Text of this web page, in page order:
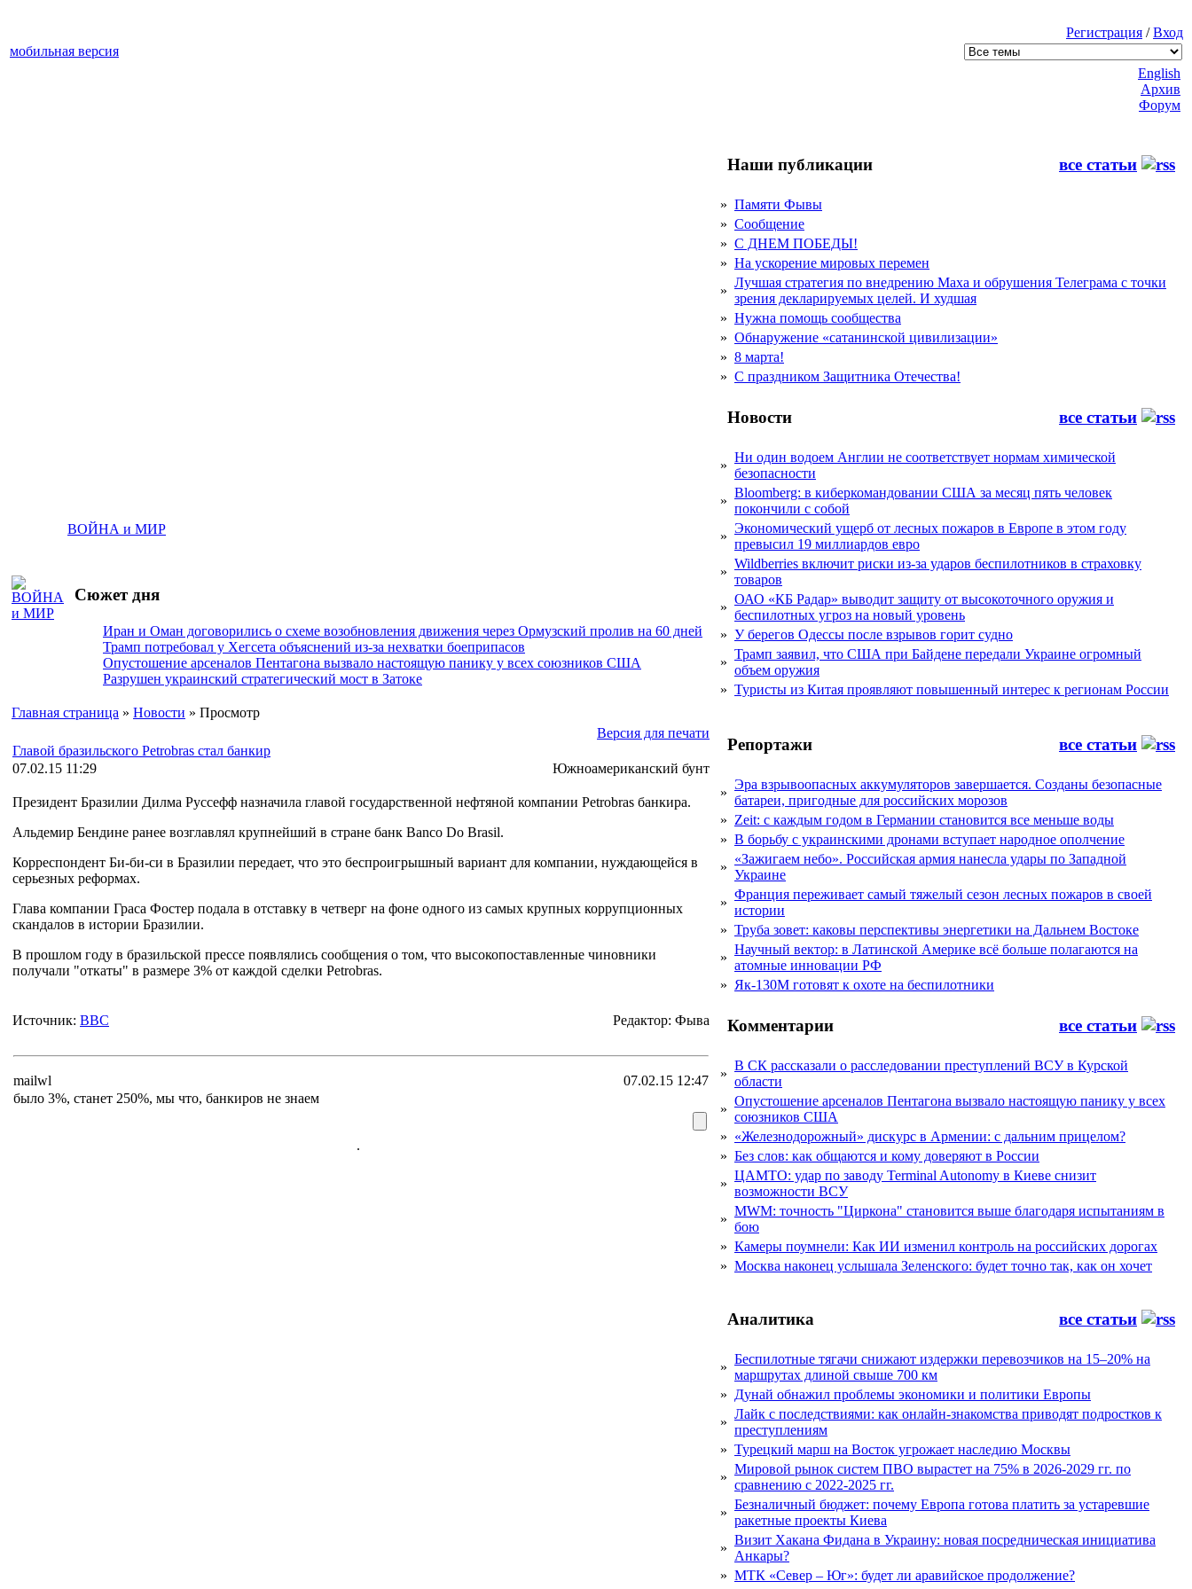
Регистрация /Вход
мобильная версия
ВОЙНА и МИР
Сюжет дня
Иран и Оман договорились о схеме возобновления движения через Ормузский пролив на 60 дней
Трамп потребовал у Хегсета объяснений из-за нехватки боеприпасов
Опустошение арсеналов Пентагона вызвало настоящую панику у всех союзников США
Разрушен украинский стратегический мост в Затоке
Главная страница » Новости » Просмотр
Версия для печати
Главой бразильского Petrobras стал банкир
07.02.15 11:29
Южноамериканский бунт
Президент Бразилии Дилма Руссефф назначила главой государственной нефтяной компании Petrobras банкира.
Альдемир Бендине ранее возглавлял крупнейший в стране банк Banco Do Brasil.
Корреспондент Би-би-си в Бразилии передает, что это беспроигрышный вариант для компании, нуждающейся в
серьезных реформах.
Глава компании Граса Фостер подала в отставку в четверг на фоне одного из самых крупных коррупционных
скандалов в истории Бразилии.
В прошлом году в бразильской прессе появлялись сообщения о том, что высокопоставленные чиновники
получали "откаты" в размере 3% от каждой сделки Petrobras.
Источник: BBC Редактор: Фыва
mailwl
07.02.15 12:47
было 3%, станет 250%, мы что, банкиров не знаем
.
English
Архив
Форум
Наши публикации все статьи
» Памяти Фывы
» Сообщение
» С ДНЕМ ПОБЕДЫ!
» На ускорение мировых перемен
»
Лучшая стратегия по внедрению Маха и обрушения Телеграма с точки
зрения декларируемых целей. И худшая
» Нужна помощь сообщества
» Обнаружение «сатанинской цивилизации»
» 8 марта!
» С праздником Защитника Отечества!
Новости все статьи
»
Ни один водоем Англии не соответствует нормам химической
безопасности
»
Bloomberg: в киберкомандовании США за месяц пять человек
покончили с собой
»
Экономический ущерб от лесных пожаров в Европе в этом году
превысил 19 миллиардов евро
»
Wildberries включит риски из-за ударов беспилотников в страховку
товаров
»
ОАО «КБ Радар» выводит защиту от высокоточного оружия и
беспилотных угроз на новый уровень
» У берегов Одессы после взрывов горит судно
»
Трамп заявил, что США при Байдене передали Украине огромный
объем оружия
» Туристы из Китая проявляют повышенный интерес к регионам России
Репортажи все статьи
»
Эра взрывоопасных аккумуляторов завершается. Созданы безопасные
батареи, пригодные для российских морозов
» Zeit: с каждым годом в Германии становится все меньше воды
» В борьбу с украинскими дронами вступает народное ополчение
»
«Зажигаем небо». Российская армия нанесла удары по Западной
Украине
»
Франция переживает самый тяжелый сезон лесных пожаров в своей
истории
» Труба зовет: каковы перспективы энергетики на Дальнем Востоке
»
Научный вектор: в Латинской Америке всё больше полагаются на
атомные инновации РФ
» Як-130М готовят к охоте на беспилотники
Комментарии все статьи
»
В СК рассказали о расследовании преступлений ВСУ в Курской
области
»
Опустошение арсеналов Пентагона вызвало настоящую панику у всех
союзников США
» «Железнодорожный» дискурс в Армении: с дальним прицелом?
» Без слов: как общаются и кому доверяют в России
»
ЦАМТО: удар по заводу Terminal Autonomy в Киеве снизит
возможности ВСУ
»
MWM: точность "Циркона" становится выше благодаря испытаниям в
бою
» Камеры поумнели: Как ИИ изменил контроль на российских дорогах
» Москва наконец услышала Зеленского: будет точно так, как он хочет
Аналитика все статьи
»
Беспилотные тягачи снижают издержки перевозчиков на 15–20% на
маршрутах длиной свыше 700 км
» Дунай обнажил проблемы экономики и политики Европы
»
Лайк с последствиями: как онлайн-знакомства приводят подростков к
преступлениям
» Турецкий марш на Восток угрожает наследию Москвы
»
Мировой рынок систем ПВО вырастет на 75% в 2026-2029 гг. по
сравнению с 2022-2025 гг.
»
Безналичный бюджет: почему Европа готова платить за устаревшие
ракетные проекты Киева
»
Визит Хакана Фидана в Украину: новая посредническая инициатива
Анкары?
» МТК «Север – Юг»: будет ли аравийское продолжение?